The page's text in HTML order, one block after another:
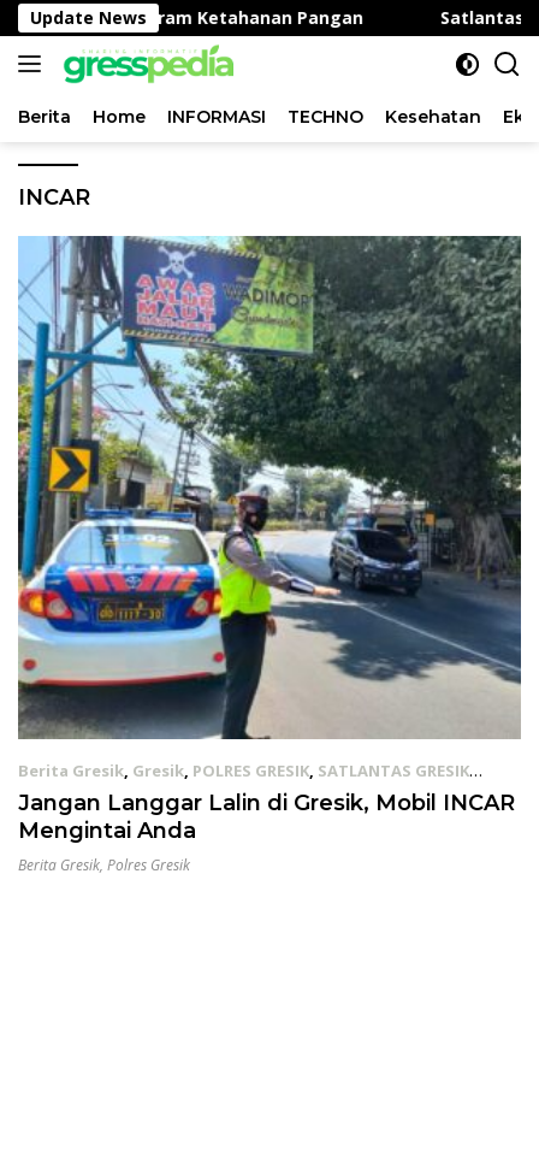
Langsung
ke
konten
Update News
Program Ketahanan Pangan Satlantas
Berita Home INFORMASI TECHNO Kesehatan
INCAR
Berita Gresik, Gresik, POLRES GRESIK, SATLANTAS GRESIK
27/09/2021
Jangan Langgar Lalin di Gresik, Mobil INCAR
Mengintai Anda
Berita Gresik, Polres Gresik